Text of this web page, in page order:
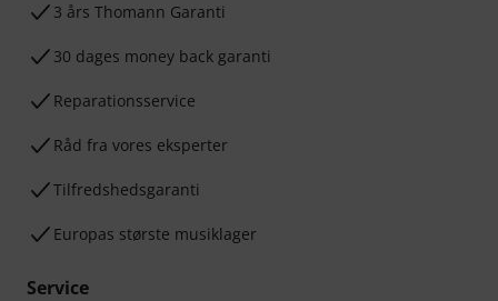
3 års Thomann Garanti
30 dages money back garanti
Reparationsservice
Råd fra vores eksperter
Tilfredshedsgaranti
Europas største musiklager
Service